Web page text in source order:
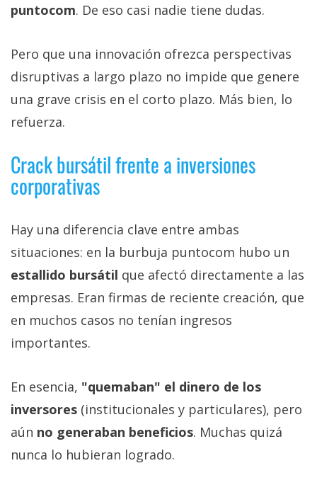
puntocom. De eso casi nadie tiene dudas.
Pero que una innovación ofrezca perspectivas
disruptivas a largo plazo no impide que genere
una grave crisis en el corto plazo. Más bien, lo
refuerza.
Crack bursátil frente a inversiones
corporativas
Hay una diferencia clave entre ambas
situaciones: en la burbuja puntocom hubo un
estallido bursátil que afectó directamente a las
empresas. Eran firmas de reciente creación, que
en muchos casos no tenían ingresos
importantes.
En esencia, "quemaban" el dinero de los
inversores (institucionales y particulares), pero
aún no generaban beneficios. Muchas quizá
nunca lo hubieran logrado.